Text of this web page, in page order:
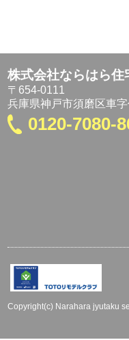
株式会社ならはら住
〒654-0111
兵庫県神戸市須磨区車
0120-7080-
Copyright(c) Narahara jyutaku